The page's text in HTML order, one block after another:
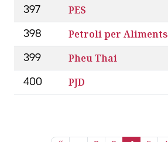
397 PES
398 Petroli per Aliments
399 Pheu Thai
400 PJD